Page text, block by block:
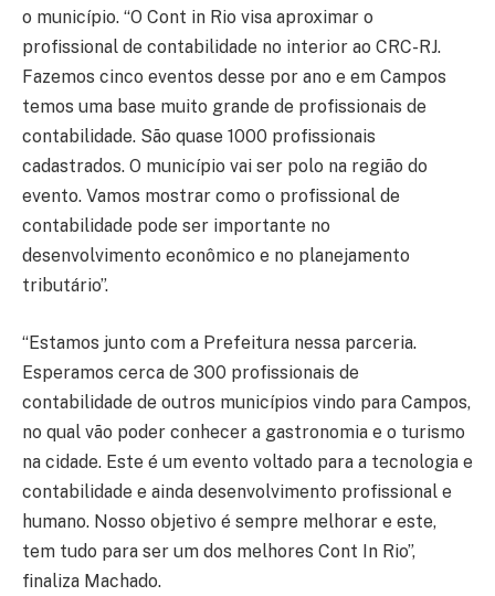
o município. “O Cont in Rio visa aproximar o
profissional de contabilidade no interior ao CRC-RJ.
Fazemos cinco eventos desse por ano e em Campos
temos uma base muito grande de profissionais de
contabilidade. São quase 1000 profissionais
cadastrados. O município vai ser polo na região do
evento. Vamos mostrar como o profissional de
contabilidade pode ser importante no
desenvolvimento econômico e no planejamento
tributário”.
“Estamos junto com a Prefeitura nessa parceria.
Esperamos cerca de 300 profissionais de
contabilidade de outros municípios vindo para Campos,
no qual vão poder conhecer a gastronomia e o turismo
na cidade. Este é um evento voltado para a tecnologia e
contabilidade e ainda desenvolvimento profissional e
humano. Nosso objetivo é sempre melhorar e este,
tem tudo para ser um dos melhores Cont In Rio”,
finaliza Machado.